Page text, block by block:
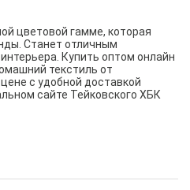
цветовой гамме, которая
Станет отличным
Купить оптом онлайн
текстиль от
с удобной доставкой
сайте Тейковского ХБК